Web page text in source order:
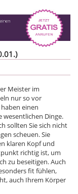
Meister im
nur so vor
einen
wesentlichen Dinge.
sollten Sie sich nicht
scheuen. Sie
klaren Kopf und
richtig ist, um
zu beseitigen. Auch
fit fühlen,
auch Ihrem Körper